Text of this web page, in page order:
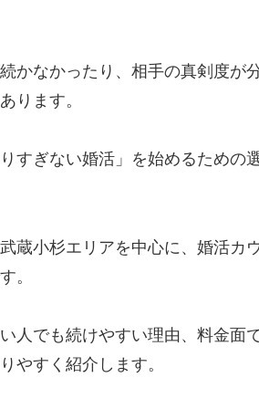
かなかったり、相手の真剣度が
ります。
すぎない婚活」を始めるための
蔵小杉エリアを中心に、婚活カ
。
人でも続けやすい理由、料金面
やすく紹介します。